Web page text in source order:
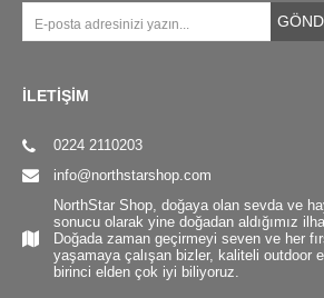
İLETİŞİM
0224 2110203
info@northstarshop.com
NorthStar Shop, doğaya olan sevda ve
sonucu olarak yine doğadan aldığımız
Doğada zaman geçirmeyi seven ve her
yaşamaya çalışan bizler, kaliteli outdoor
birinci elden çok iyi biliyoruz.